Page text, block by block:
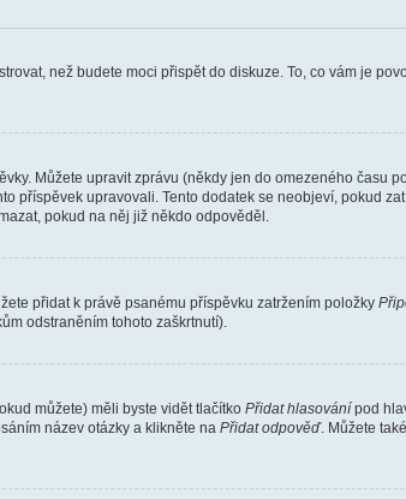
než budete moci přispět do diskuze. To, co vám je
Můžete upravit zprávu (někdy jen do omezeného času
příspěvek upravovali. Tento dodatek se neobjeví, pokud
pokud na něj již někdo odpověděl.
přidat k právě psanému příspěvku zatržením položky
odstraněním tohoto zaškrtnutí).
můžete) měli byste vidět tlačítko Přidat hlasování pod
název otázky a klikněte na Přidat odpověď. Můžete